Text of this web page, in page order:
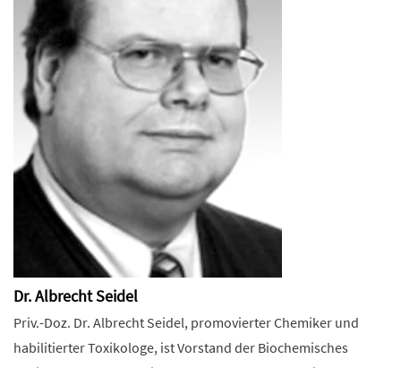
Dr. Albrecht Seidel
Priv.-Doz. Dr. Albrecht Seidel, promovierter Chemiker und
habilitierter Toxikologe, ist Vorstand der Biochemisches